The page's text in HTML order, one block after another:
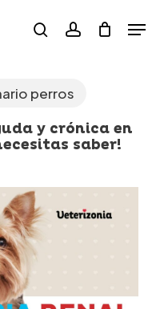
searchaccount
perros
y crónica en
saber!